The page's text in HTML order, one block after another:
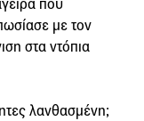
με τον
στα ντόπια
λανθασμένη;